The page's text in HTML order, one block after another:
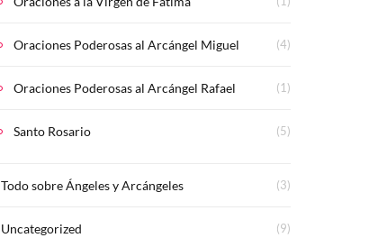
Oraciones Poderosas al Arcángel Miguel (4)
Oraciones Poderosas al Arcángel Rafael (1)
Santo Rosario (5)
Todo sobre Ángeles y Arcángeles (3)
Uncategorized (9)